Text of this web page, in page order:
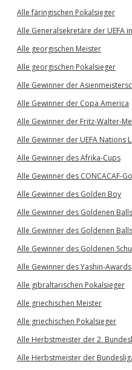
Alle färingischen Pokalsieger
Alle Generalsekretäre der UEFA
Alle georgischen Meister
Alle georgischen Pokalsieger
Alle Gewinner der
Alle Gewinner der Copa America
Alle Gewinner der Fritz-Walter-
Alle Gewinner der UEFA Nations
Alle Gewinner des Afrika-Cups
Alle Gewinner des CONCACAF-
Alle Gewinner des Golden Boy
Alle Gewinner des Goldenen
Alle Gewinner des Goldenen
Alle Gewinner des Goldenen
Alle Gewinner des Yashin-Awards
Alle gibraltarischen Pokalsieger
Alle griechischen Meister
Alle griechischen Pokalsieger
Alle Herbstmeister der 2.
Alle Herbstmeister der